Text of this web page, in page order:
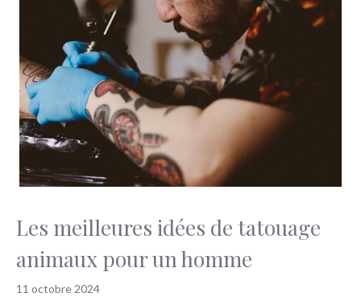
Les meilleures idées de tatouage
animaux pour un homme
11 octobre 2024